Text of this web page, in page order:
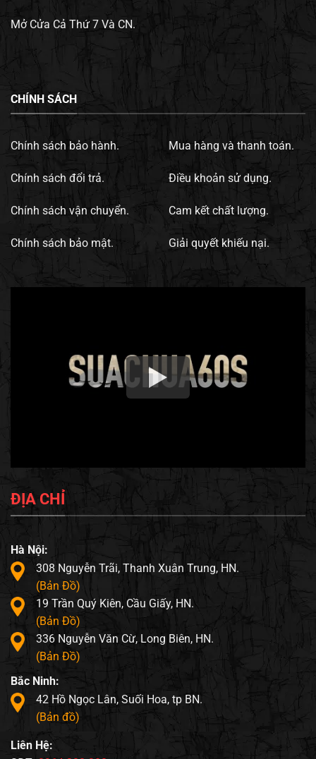
Mở Cửa Cả Thứ 7 Và CN.
CHÍNH SÁCH
Chính sách bảo hành.
Chính sách đổi trả.
Chính sách vận chuyển.
Chính sách bảo mật.
Mua hàng và thanh toán.
Điều khoản sử dụng.
Cam kết chất lượng.
Giải quyết khiếu nại.
ĐỊA CHỈ
Hà Nội:
308 Nguyễn Trãi, Thanh Xuân Trung, HN.
(Bản Đồ)
19 Trần Quý Kiên, Cầu Giấy, HN.
(Bản Đồ)
336 Nguyễn Văn Cừ, Long Biên, HN.
(Bản Đồ)
Bắc Ninh:
42 Hồ Ngọc Lân, Suối Hoa, tp BN.
(Bản đồ)
Liên Hệ: